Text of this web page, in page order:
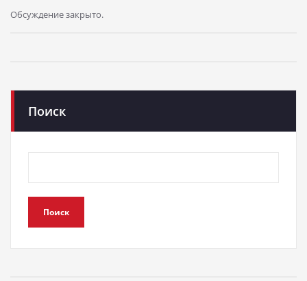
Обсуждение закрыто.
Поиск
Поиск